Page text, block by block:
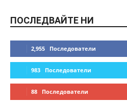
ПОСЛЕДВАЙТЕ НИ
2,955 Последователи
983 Последователи
88 Последователи